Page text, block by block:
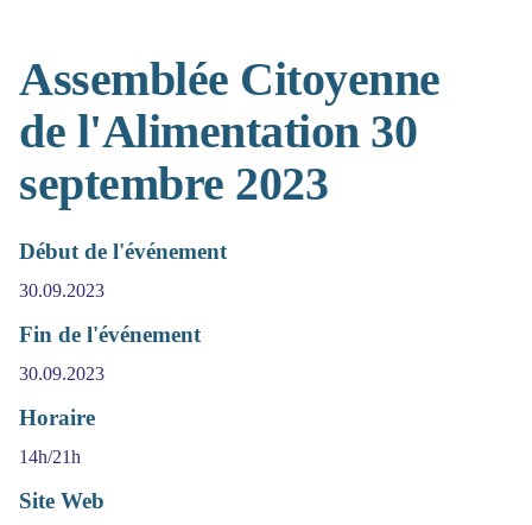
Assemblée Citoyenne
de l'Alimentation 30
septembre 2023
Début de l'événement
30.09.2023
Fin de l'événement
30.09.2023
Horaire
14h/21h
Site Web